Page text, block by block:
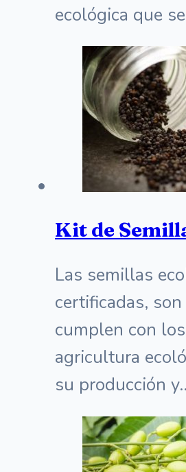
ecológica que
Kit de
Las semillas
certificadas,
cumplen con
agricultura
su producción